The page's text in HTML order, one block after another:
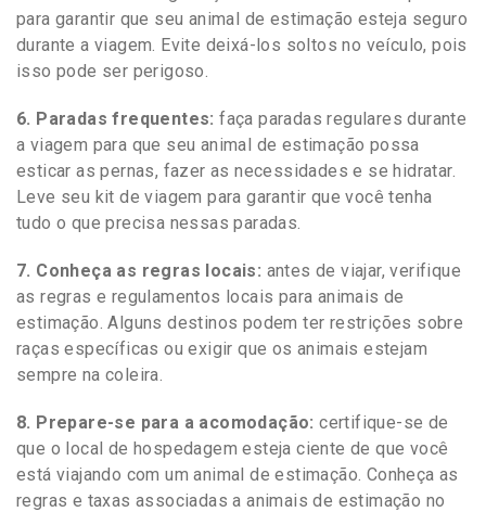
para garantir que seu animal de estimação esteja seguro
durante a viagem. Evite deixá-los soltos no veículo, pois
isso pode ser perigoso.
6. Paradas frequentes: faça paradas regulares durante
a viagem para que seu animal de estimação possa
esticar as pernas, fazer as necessidades e se hidratar.
Leve seu kit de viagem para garantir que você tenha
tudo o que precisa nessas paradas.
7. Conheça as regras locais: antes de viajar, verifique
as regras e regulamentos locais para animais de
estimação. Alguns destinos podem ter restrições sobre
raças específicas ou exigir que os animais estejam
sempre na coleira.
8. Prepare-se para a acomodação: certifique-se de
que o local de hospedagem esteja ciente de que você
está viajando com um animal de estimação. Conheça as
regras e taxas associadas a animais de estimação no